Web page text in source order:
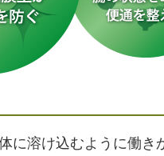
に溶け込むように働き